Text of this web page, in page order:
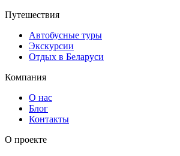
Путешествия
Автобусные туры
Экскурсии
Отдых в Беларуси
Компания
О нас
Блог
Контакты
О проекте